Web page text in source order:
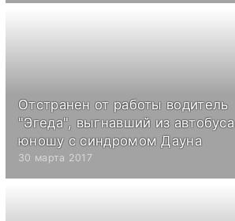
Отстранен от работы водитель
"Эгеда", выгнавший из автобуса
юношу с синдромом Дауна
30 марта 2017